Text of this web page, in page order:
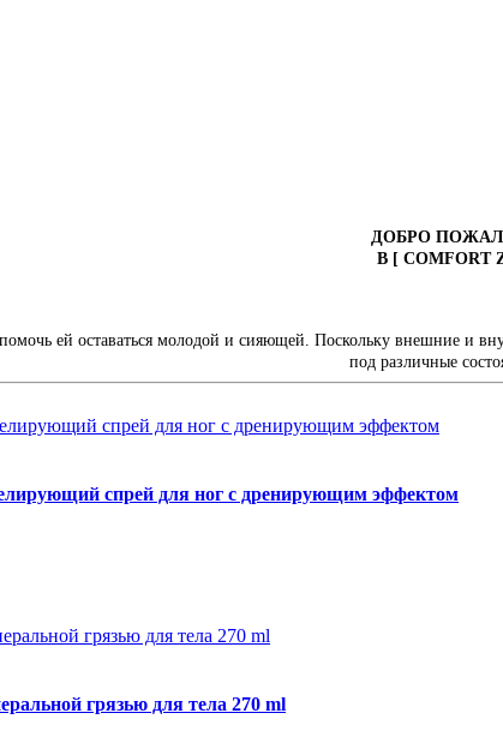
ДОБРО
В [ COMFORT
ей оставаться молодой и сияющей. Поскольку внешние и
под различные
спрей для ног с дренирующим эффектом
грязью для тела 270 ml